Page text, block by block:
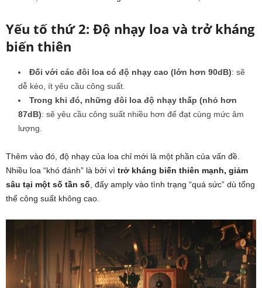
Yếu tố thứ 2: Độ nhạy loa và trở kháng
biến thiên
Đối với các đôi loa có độ nhạy cao (lớn hơn 90dB): sẽ
dễ kéo, ít yêu cầu công suất.
Trong khi đó, những đôi loa độ nhạy thấp (nhỏ hơn
87dB): sẽ yêu cầu công suất nhiều hơn để đạt cùng mức âm
lượng.
Thêm vào đó, độ nhạy của loa chỉ mới là một phần của vấn đề.
Nhiều loa “khó đánh” là bởi vì trở kháng biến thiên mạnh, giảm
sâu tại một số tần số , đẩy amply vào tình trạng “quá sức” dù tổng
thể công suất không cao.